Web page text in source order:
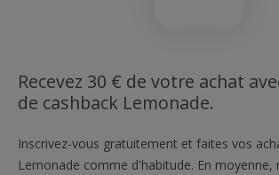
Recevez 30 € de votre achat
de cashback Lemonade.
Inscrivez-vous gratuitement et faites vos
Lemonade comme d'habitude. En moyenne,